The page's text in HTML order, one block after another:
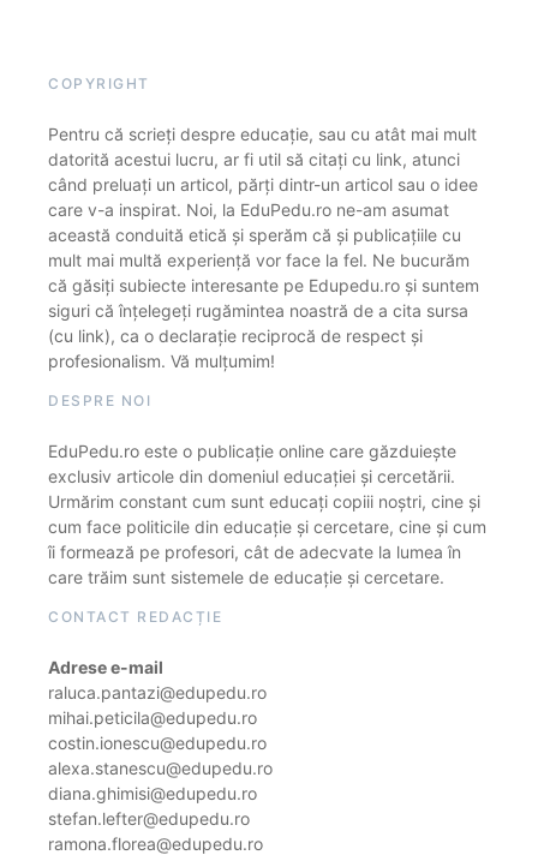
COPYRIGHT
Pentru că scrieți despre educație, sau cu atât mai mult
datorită acestui lucru, ar fi util să citați cu link, atunci
când preluați un articol, părți dintr-un articol sau o idee
care v-a inspirat. Noi, la EduPedu.ro ne-am asumat
această conduită etică și sperăm că și publicațiile cu
mult mai multă experiență vor face la fel. Ne bucurăm
că găsiți subiecte interesante pe Edupedu.ro și suntem
siguri că înțelegeți rugămintea noastră de a cita sursa
(cu link), ca o declarație reciprocă de respect și
profesionalism. Vă mulțumim!
DESPRE NOI
EduPedu.ro este o publicație online care găzduiește
exclusiv articole din domeniul educației și cercetării.
Urmărim constant cum sunt educați copiii noștri, cine și
cum face politicile din educație și cercetare, cine și cum
îi formează pe profesori, cât de adecvate la lumea în
care trăim sunt sistemele de educație și cercetare.
CONTACT REDACȚIE
Adrese e-mail
raluca.pantazi@edupedu.ro
mihai.peticila@edupedu.ro
costin.ionescu@edupedu.ro
alexa.stanescu@edupedu.ro
diana.ghimisi@edupedu.ro
stefan.lefter@edupedu.ro
ramona.florea@edupedu.ro